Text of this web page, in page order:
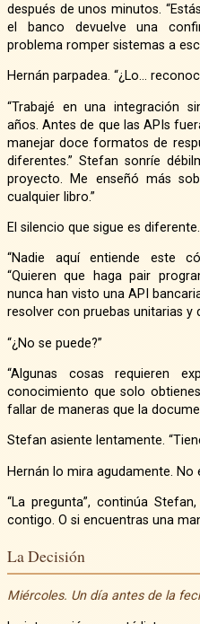
después de unos minutos.
el banco devuelve una
problema romper sistemas a
Hernán parpadea. “¿Lo…
“Trabajé en una integración similar en Alemania, hace quince
años. Antes de que las APIs
manejar doce formatos de
diferentes.” Stefan sonríe
proyecto. Me enseñó más
cualquier libro.”
El silencio que sigue es
“Nadie aquí entiende este código”, dice Hernán finalmente.
“Quieren que haga pair
nunca han visto una API
resolver con pruebas unitarias y
“¿No se puede?”
“Algunas cosas requieren experiencia. Intuición. El tipo de
conocimiento que solo
fallar de maneras que la
Stefan asiente lentamente.
Hernán lo mira agudamente.
“La pregunta”, continúa Stefan, “es si ese conocimiento muere
contigo. O si encuentras una
La Decisión
Miércoles. Un día antes de la